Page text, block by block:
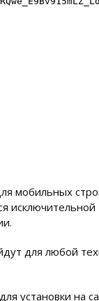
мобильных
для любой
установки